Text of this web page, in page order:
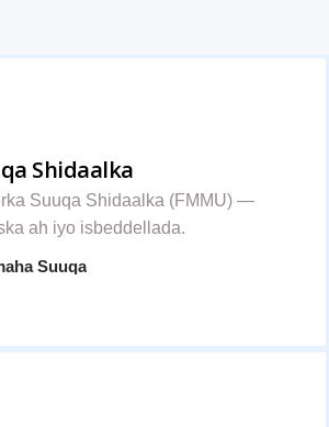
Shidaalka
Suuqa Shidaalka (FMMU) —
ah iyo isbeddellada.
Suuqa